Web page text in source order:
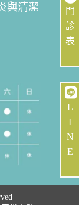
門
診
表
L
I
N
E
與清潔